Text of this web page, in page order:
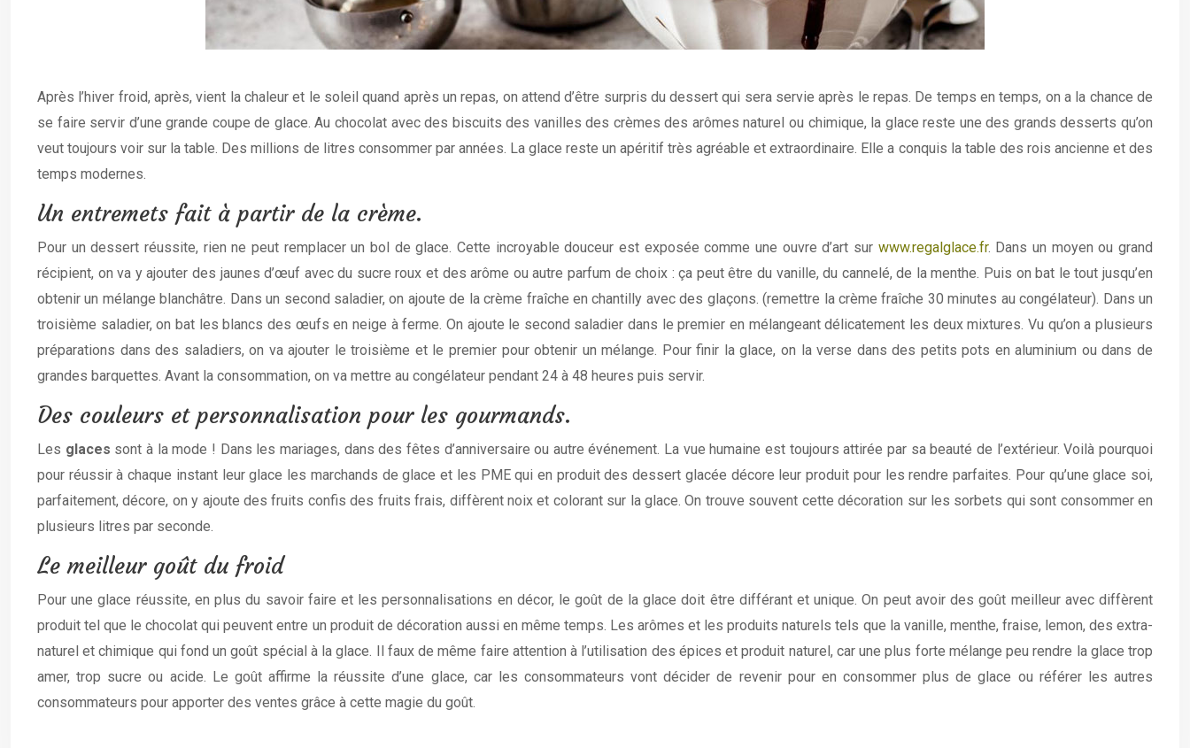
Après l’hiver froid, après, vient la chaleur et le soleil quand après un repas, on attend d’être surpris du dessert qui sera servie après le repas. De temps en temps, on a la chance de
se faire servir d’une grande coupe de glace. Au chocolat avec des biscuits des vanilles des crèmes des arômes naturel ou chimique, la glace reste une des grands desserts qu’on
veut toujours voir sur la table. Des millions de litres consommer par années. La glace reste un apéritif très agréable et extraordinaire. Elle a conquis la table des rois ancienne et des
temps modernes.
Un entremets fait à partir de la crème.
Pour un dessert réussite, rien ne peut remplacer un bol de glace. Cette incroyable douceur est exposée comme une ouvre d’art sur www.regalglace.fr. Dans un moyen ou grand
récipient, on va y ajouter des jaunes d’œuf avec du sucre roux et des arôme ou autre parfum de choix : ça peut être du vanille, du cannelé, de la menthe. Puis on bat le tout jusqu’en
obtenir un mélange blanchâtre. Dans un second saladier, on ajoute de la crème fraîche en chantilly avec des glaçons. (remettre la crème fraîche 30 minutes au congélateur). Dans un
troisième saladier, on bat les blancs des œufs en neige à ferme. On ajoute le second saladier dans le premier en mélangeant délicatement les deux mixtures. Vu qu’on a plusieurs
préparations dans des saladiers, on va ajouter le troisième et le premier pour obtenir un mélange. Pour finir la glace, on la verse dans des petits pots en aluminium ou dans de
grandes barquettes. Avant la consommation, on va mettre au congélateur pendant 24 à 48 heures puis servir.
Des couleurs et personnalisation pour les gourmands.
Les glaces sont à la mode ! Dans les mariages, dans des fêtes d’anniversaire ou autre événement. La vue humaine est toujours attirée par sa beauté de l’extérieur. Voilà pourquoi
pour réussir à chaque instant leur glace les marchands de glace et les PME qui en produit des dessert glacée décore leur produit pour les rendre parfaites. Pour qu’une glace soi,
parfaitement, décore, on y ajoute des fruits confis des fruits frais, diffèrent noix et colorant sur la glace. On trouve souvent cette décoration sur les sorbets qui sont consommer en
plusieurs litres par seconde.
Le meilleur goût du froid
Pour une glace réussite, en plus du savoir faire et les personnalisations en décor, le goût de la glace doit être différant et unique. On peut avoir des goût meilleur avec diffèrent
produit tel que le chocolat qui peuvent entre un produit de décoration aussi en même temps. Les arômes et les produits naturels tels que la vanille, menthe, fraise, lemon, des extra-
naturel et chimique qui fond un goût spécial à la glace. Il faux de même faire attention à l’utilisation des épices et produit naturel, car une plus forte mélange peu rendre la glace trop
amer, trop sucre ou acide. Le goût affirme la réussite d’une glace, car les consommateurs vont décider de revenir pour en consommer plus de glace ou référer les autres
consommateurs pour apporter des ventes grâce à cette magie du goût.